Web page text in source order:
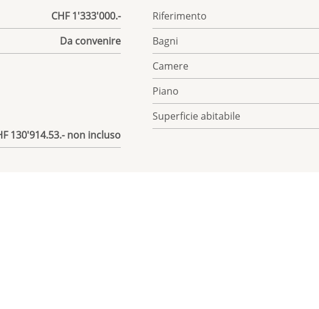
CHF 1'333'000.-
Da convenire
130'914.53.- non incluso
Riferimento
Bagni
Camere
Piano
Superficie abitabile